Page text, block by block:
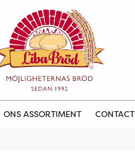
ONS ASSORTIMENT CONTACT